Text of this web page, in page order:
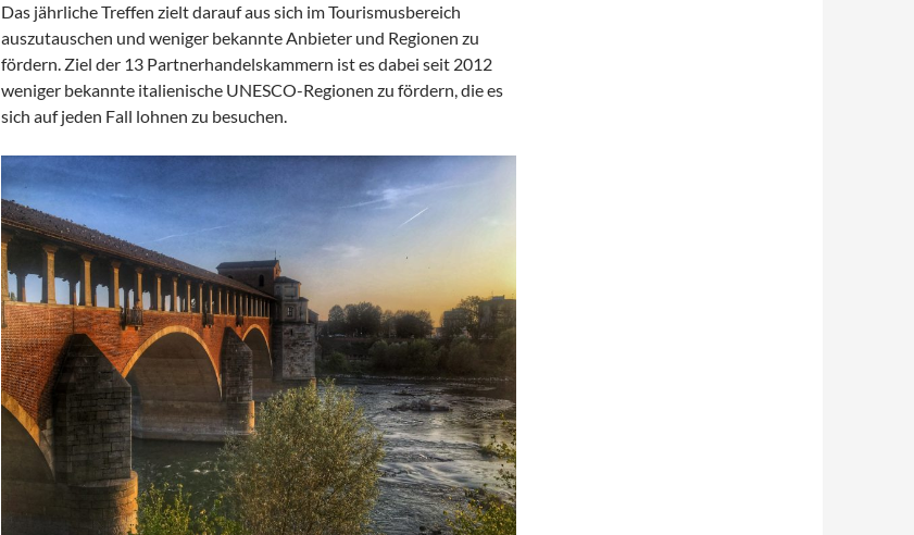
Das jährliche Treffen zielt darauf aus sich im Tourismusbereich
auszutauschen und weniger bekannte Anbieter und Regionen zu
fördern. Ziel der 13 Partnerhandelskammern ist es dabei seit 2012
weniger bekannte italienische UNESCO-Regionen zu fördern, die es
sich auf jeden Fall lohnen zu besuchen.